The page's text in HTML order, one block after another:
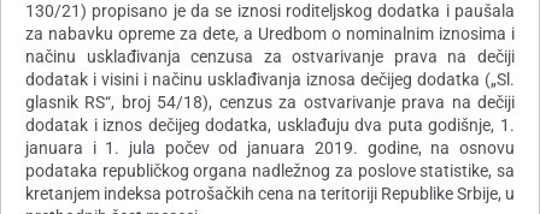
130/21) propisano je da se iznosi roditeljskog dodatka i paušala
za nabavku opreme za dete, a Uredbom o nominalnim iznosima i
načinu usklađivanja cenzusa za ostvarivanje prava na dečiji
dodatak i visini i načinu usklađivanja iznosa dečijeg dodatka („Sl.
glasnik RS“, broj 54/18), cenzus za ostvarivanje prava na dečiji
dodatak i iznos dečijeg dodatka, usklađuju dva puta godišnje, 1.
januara i 1. jula počev od januara 2019. godine, na osnovu
podataka republičkog organa nadležnog za poslove statistike, sa
kretanjem indeksa potrošačkih cena na teritoriji Republike Srbije, u